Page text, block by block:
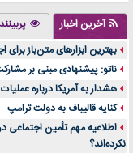
تولید لیوان کاغذی یک کسب‌ و
درد زانو بعد از تمرین با
آینده موسیقی هم‌اکنون در
بهترین راه تبلیغات
مقایسه قالب آسترا با
خرید سمعک کارکرده یا
خرید و فروش قطعات سرور
آخرین اخبار
بهترین ابزارهای متن‌باز
ناتو: پیشنهادی مبنی بر
هشدار به آمریکا درباره
کنایه قالیباف به دولت ترامپ
اطلاعیه مهم تأمین اجتماعی
نکرده‌اند؟